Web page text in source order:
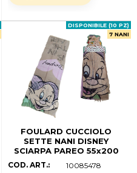
FOULARD CUCCIOLO
SETTE NANI DISNEY
SCIARPA PAREO 55x200
CM IN VISCOSA - D86541
COD. ART.: 10085478
7 NANI
DISPONIBILE (10 PZ)